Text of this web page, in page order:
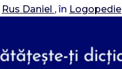
Rus Daniel , în Logopedie